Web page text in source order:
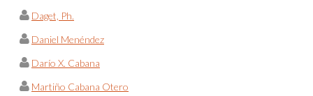
Daget, Ph.
Daniel Menéndez
Darío X. Cabana
Martiño Cabana Otero